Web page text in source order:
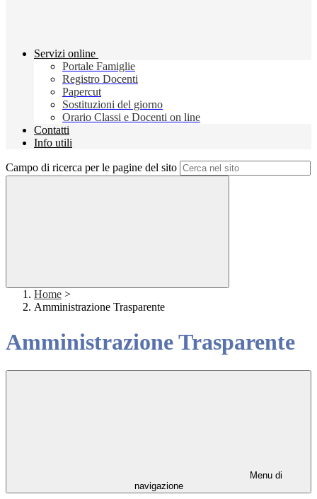
Servizi online
Portale Famiglie
Registro Docenti
Papercut
Sostituzioni del giorno
Orario Classi e Docenti on line
Contatti
Info utili
Campo di ricerca per le pagine del sito
Home >
Amministrazione Trasparente
Amministrazione Trasparente
Menu di
navigazione